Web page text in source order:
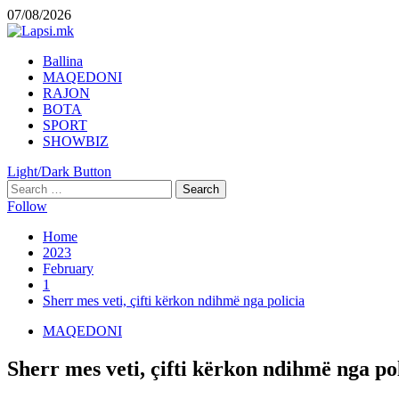
Skip
to
07/08/2026
Primary
Menu
Ballina
MAQEDONI
RAJON
BOTA
SPORT
SHOWBIZ
Light/Dark Button
Search
for:
Follow
Home
2023
February
1
Sherr mes veti, çifti kërkon ndihmë nga policia
MAQEDONI
Sherr mes veti, çifti kërkon ndihmë nga